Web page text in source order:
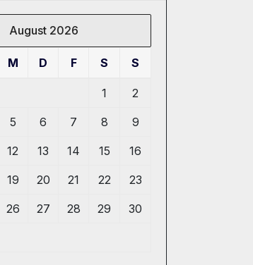
August 2026
M D F S S
1 2
5 6 7 8 9
12 13 14 15 16
19 20 21 22 23
26 27 28 29 30